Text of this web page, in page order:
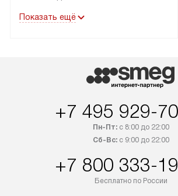
до подъезда. Доставка за пределы
маркировку «в наличии», может
быть отправлен покупателю
в Санкт-Петербург и другие
транспортные компании. После
доставляем заказ до офиса
транспортной компании в Москве.
Показать ещё
+7 495 929-
Пн-Пт:с 8:00 до 22:00
Сб-Вс:с 9:00 до 22:00
+7 800 333-
Бесплатно по России